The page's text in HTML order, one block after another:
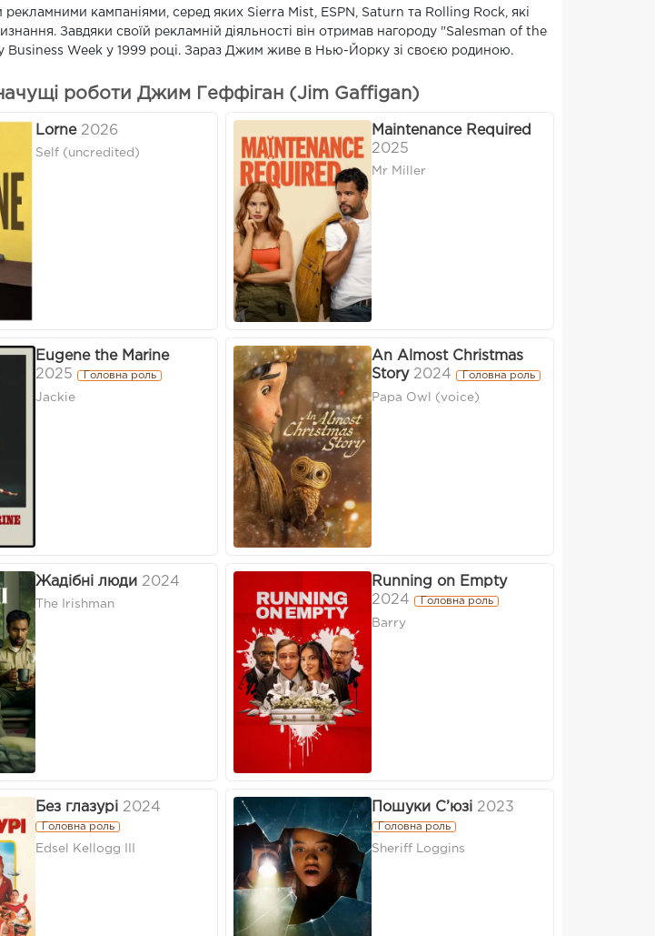
кампаніями, серед яких Sierra Mist, ESPN, Saturn та Rolling Rock, які
Завдяки своїй рекламній діяльності він отримав нагороду "Salesman of the
Business Week у 1999 році. Зараз Джим живе в Нью-Йорку зі своєю родиною.
роботи Джим Геффіган (Jim Gaffigan)
Lorne 2026
Self (uncredited)
Maintenance Required
2025
Mr Miller
Eugene the Marine
2025
Головна роль
Jackie
An Almost Christmas
Story 2024 Головна роль
Papa Owl (voice)
Жадібні люди 2024
The Irishman
Running on Empty
2024
Головна роль
Barry
Без глазурі 2024
Головна роль
Edsel Kellogg III
Пошуки С’юзі 2023
Головна роль
Sheriff Loggins